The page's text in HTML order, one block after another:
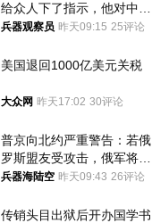
给众人下了指示，他对中国
和中乌关系，显然又有了新
兵器观察员 昨天09:15 25评论
美国退回1000亿美元关税
大众网 昨天17:02 30评论
普京向北约严重警告：若俄
罗斯盟友受攻击，俄军将动
用核武器保护
兵器海陆空 昨天09:43 26评论
传销头目出狱后开办国学书